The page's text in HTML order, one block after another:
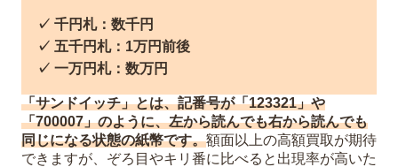
✓ 千円札：数千円
✓ 五千円札：1万円前後
✓ 一万円札：数万円
「サンドイッチ」とは、記番号が「123321」や
「700007」のように、左から読んでも右から読んでも
同じになる状態の紙幣です。額面以上の高額買取が期待
できますが、ぞろ目やキリ番に比べると出現率が高いた